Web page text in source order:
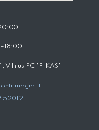
Vilnius PC "PIKAS"
52012